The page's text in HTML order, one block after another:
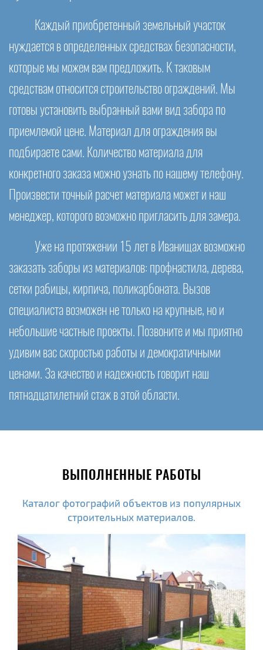
Каждый приобретенный земельный участок
нуждается в определенных средствах безопасности,
которые мы можем вам предложить. К таковым
средствам относится строительство ограждений. Мы
готовы установить выбранный вами вид забора по
приемлемой цене. Материал для ограждения вы
подбираете сами. Количество материала для
конкретного заказа можно узнать по нашему телефону.
Произвести точный расчет материала может и наш
менеджер, которого возможно пригласить для замера.
Уже на протяжении 15 лет в Иванищах возможно
заказать заборы из материалов: профнастила, дерева,
сетки рабицы, кирпича, поликарбоната. Вызов
специалиста возможен не только на крупные, но и
небольшие частные проекты. Позвоните и мы приятно
удивим вас скоростью работы и демократичными
ценами. За качество и надежность говорит наш
пятнадцатилетний стаж в этой области.
ВЫПОЛНЕННЫЕ РАБОТЫ
Каталог фотографий объектов из популярных
строительных материалов.